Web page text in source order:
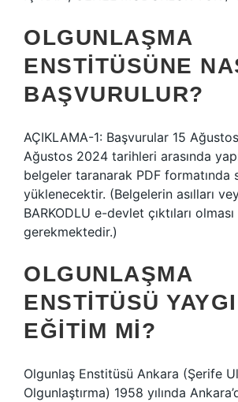
OLGUNLAŞMA
ENSTITÜSÜNE
BAŞVURULUR?
AÇIKLAMA-1: Başvurular 15
Ağustos 2024 tarihleri ​​arasında
belgeler taranarak PDF formatında
yüklenecektir. (Belgelerin asılları
BARKODLU e-devlet çıktıları olması
gerekmektedir.)
OLGUNLAŞMA
ENSTITÜSÜ
EĞITIM MI?
Olgunlaş Enstitüsü Ankara (Şerife
Olgunlaştırma) 1958 yılında